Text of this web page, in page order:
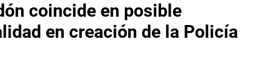
coincide en posible
en creación de la Policía